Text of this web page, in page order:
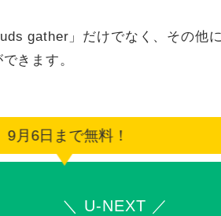
gather」だけでなく、その他
きます。
9月6日まで無料！
＼ U-NEXT ／